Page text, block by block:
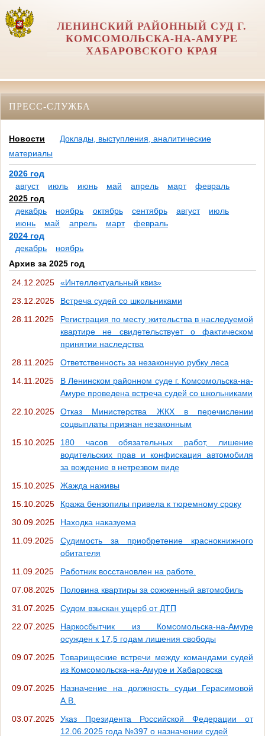
ЛЕНИНСКИЙ РАЙОННЫЙ СУД Г.
КОМСОМОЛЬСКА-НА-АМУРЕ
ХАБАРОВСКОГО КРАЯ
ПРЕСС-СЛУЖБА
Новости
Доклады, выступления, аналитические
материалы
2026 год
август
июль июнь май апрель март
февраль
2025 год
декабрь
ноябрь октябрь сентябрь август
июль
июнь
май апрель март
февраль
2024 год
декабрь
ноябрь
Архив за 2025 год
24.12.2025
«Интеллектуальный квиз»
23.12.2025
Встреча судей со школьниками
28.11.2025
Регистрация по месту жительства в наследуемой
квартире не свидетельствует о фактическом
принятии наследства
28.11.2025
Ответственность за незаконную рубку леса
14.11.2025
В Ленинском районном суде г. Комсомольска-на-
Амуре проведена встреча судей со школьниками
22.10.2025
Отказ Министерства ЖКХ в перечислении
соцвыплаты признан незаконным
15.10.2025
180 часов обязательных работ, лишение
водительских прав и конфискация автомобиля
за вождение в нетрезвом виде
15.10.2025
Жажда наживы
15.10.2025
Кража бензопилы привела к тюремному сроку
30.09.2025
Находка наказуема
11.09.2025
Судимость за приобретение краснокнижного
обитателя
11.09.2025
Работник восстановлен на работе.
07.08.2025
Половина квартиры за сожженный автомобиль
31.07.2025
Судом взыскан ущерб от ДТП
22.07.2025
Наркосбытчик из Комсомольска-на-Амуре
осужден к 17,5 годам лишения свободы
09.07.2025
Товарищеские встречи между командами судей
из Комсомольска-на-Амуре и Хабаровска
09.07.2025
Назначение на должность судьи Герасимовой
А.В.
03.07.2025
Указ Президента Российской Федерации от
12.06.2025 года №397 о назначении судей